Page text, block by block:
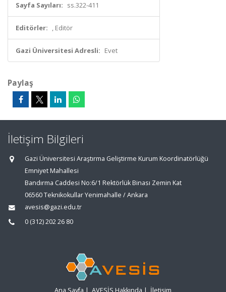
Sayfa Sayıları: ss.322-411
Editörler: , Editör
Gazi Üniversitesi Adresli: Evet
Paylaş
İletişim Bilgileri
Gazi Üniversitesi Araştırma Geliştirme Kurum Koordinatörlüğü
Emniyet Mahallesi
Bandırma Caddesi No:6/1 Rektörlük Binası Zemin Kat
06560 Teknikokullar Yenimahalle / Ankara
avesis@gazi.edu.tr
0 (312) 202 26 80
Ana Sayfa | AVESİS Hakkında | İletişim